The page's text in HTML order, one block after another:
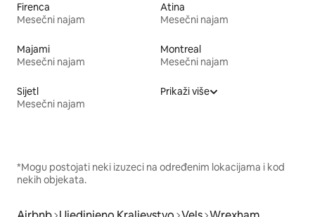
Firenca
Mesečni najam
Atina
Mesečni najam
Majami
Mesečni najam
Montreal
Mesečni najam
Sijetl
Mesečni najam
Prikaži više
*Mogu postojati neki izuzeci na određenim lokacijama i kod
nekih objekata.